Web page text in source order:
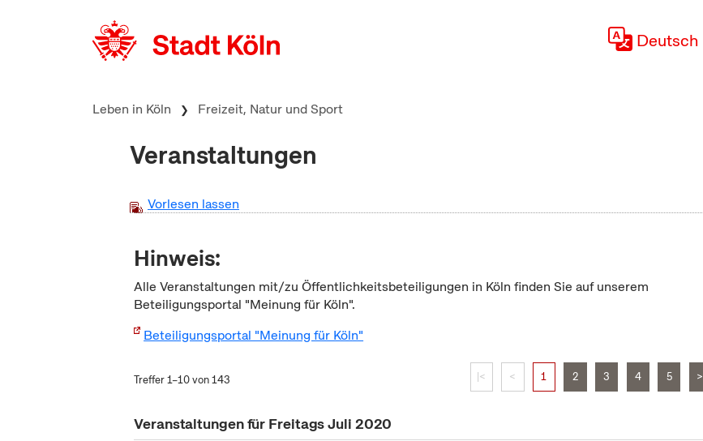
Deutsch
Leben in Köln Freizeit, Natur und Sport
Veranstaltungen
Vorlesen lassen
Hinweis:
Alle Veranstaltungen mit/zu Öffentlichkeitsbeteiligungen in Köln finden Sie auf unserem
Beteiligungsportal "Meinung für Köln".
Beteiligungsportal "Meinung für Köln"
Treffer 1–10 von 143 |< < 1 2 3 4 5 >
Veranstaltungen für Freitags Juli 2020